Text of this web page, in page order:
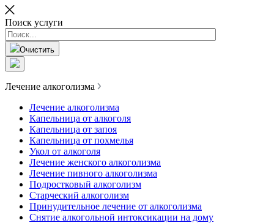
Поиск услуги
Очистить
Лечение алкоголизма
Лечение алкоголизма
Капельница от алкоголя
Капельница от запоя
Капельница от похмелья
Укол от алкоголя
Лечение женского алкоголизма
Лечение пивного алкоголизма
Подростковый алкоголизм
Старческий алкоголизм
Принудительное лечение от алкоголизма
Снятие алкогольной интоксикации на дому